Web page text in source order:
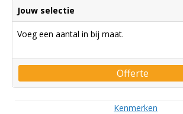
Jouw selectie
Voeg een aantal in bij maat.
Offerte
Kenmerken